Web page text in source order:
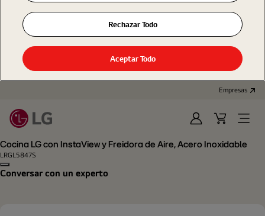
Empresas
Iniciar
Sesión
Cart
Open
Cocina LG con InstaView y Freidora de Aire, Acero Inoxidable
LRGL5847S
Copy model name
Conversar con un experto
Rechazar Todo
Aceptar Todo